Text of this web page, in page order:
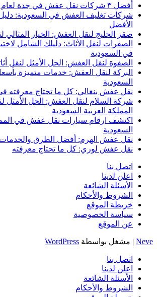
أفضل ٣ شركات نقل عفش في جدة لعام ٢٠٢٥ م
شركات تغليف العفش في السعودية: دليل
الأفضل
صقر الخليج لنقل العفش: الخيار المثالي
الصفرات لنقل الأثاث: دليلك الشامل
في السعودية
الصفوة لنقل العفش: الحل الأمثل لنقل
البركة لنقل العفش: خدمات متميزة
السعودية
نقل عفش بنغالي: كل ما تحتاج معرفته
شركة السلام لنقل العفش: الحل الأمثل
المملكة العربية السعودية
اكتشف ارقام سيارات نقل عفش في
السعودية
نقل عفش الهرم: أفضل الطرق والخدمات
نقل عفش لوري: كل ما تحتاج معرفته
اتصل بنا
اعلن لدينا
الأسئلة الشائعة
الشروط والأحكام
خريطة الموقع
سياسة الخصوصية
عن الموقع
Neve | مشغل بواسطة WordPress
اتصل بنا
اعلن لدينا
الأسئلة الشائعة
الشروط والأحكام